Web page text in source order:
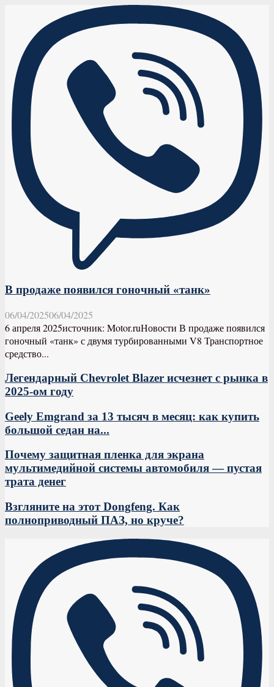
В продаже появился гоночный «танк»
06/04/202506/04/2025
6 апреля 2025источник: Motor.ruНовости В продаже появился
гоночный «танк» с двумя турбированными V8 Транспортное
средство...
Легендарный Chevrolet Blazer исчезнет с рынка в
2025-ом году
Geely Emgrand за 13 тысяч в месяц: как купить
большой седан на...
Почему защитная пленка для экрана
мультимедийной системы автомобиля — пустая
трата денег
Взгляните на этот Dongfeng. Как
полноприводный ПАЗ, но круче?